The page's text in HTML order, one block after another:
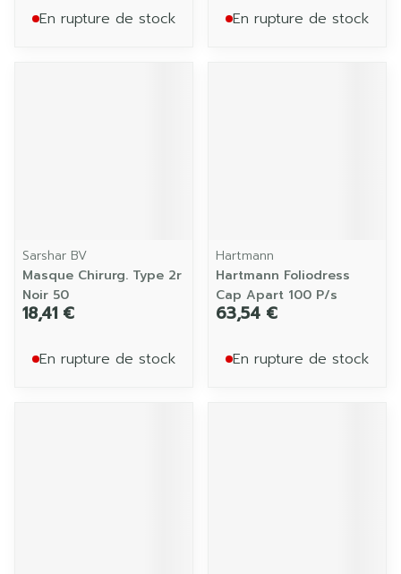
En rupture de stock En rupture de stock
Sarshar BV
Masque Chirurg. Type 2r
Noir 50
18,41 €
En rupture de stock
Hartmann
Hartmann Foliodress
Cap Apart 100 P/s
63,54 €
En rupture de stock